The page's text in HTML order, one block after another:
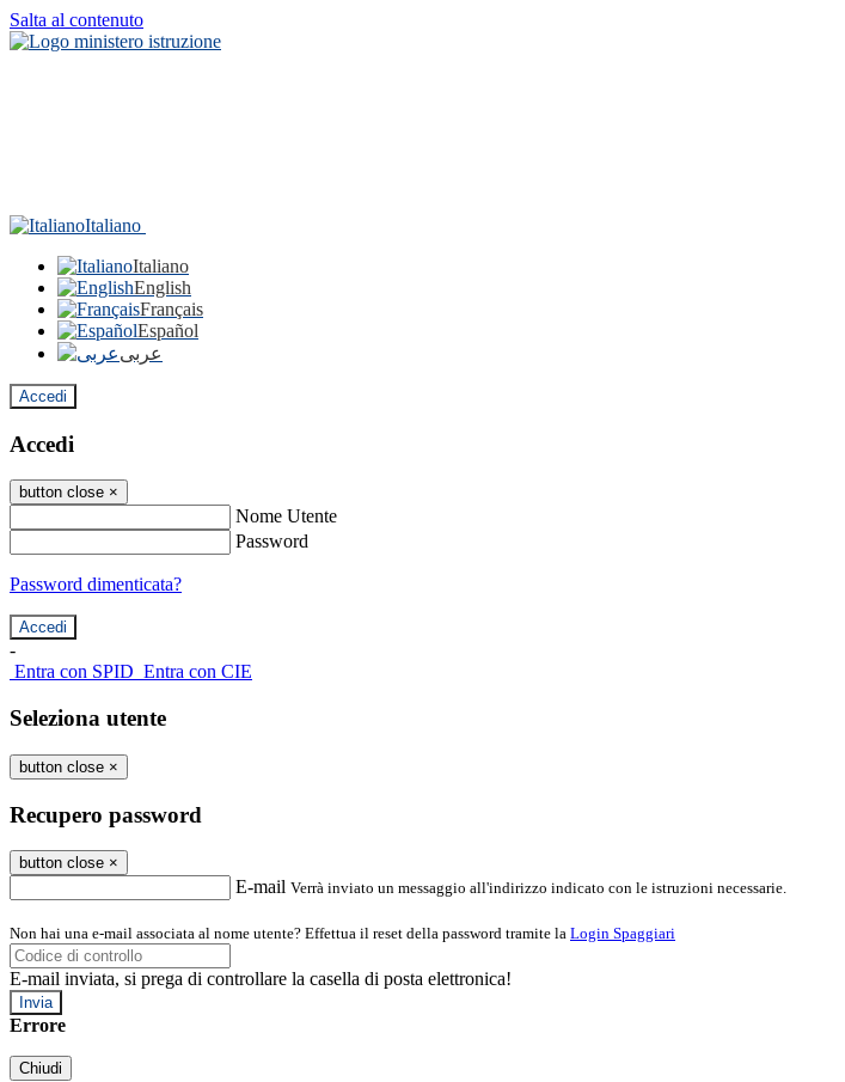
Salta al contenuto
Italiano
Italiano
English
Français
Español
عربى
Accedi
Accedi
button close ×
Nome Utente
Password
Password dimenticata?
-
Entra con SPID Entra con CIE
Seleziona utente
button close ×
Recupero password
button close ×
E-mail Verrà inviato un messaggio all'indirizzo indicato con le istruzioni necessarie.
Non hai una e-mail associata al nome utente? Effettua il reset della password tramite la Login Spaggiari
E-mail inviata, si prega di controllare la casella di posta elettronica!
Errore
Chiudi